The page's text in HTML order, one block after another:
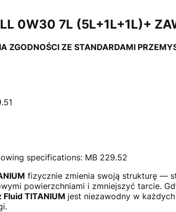
LL 0W30 7L (5L+1L+1L)+
ZGODNOŚCI ZE STANDARDAMI
specifications: MB 229.52
fizycznie zmienia swoją strukturę —
powierzchniami i zmniejszyć tarcie.
Fluid TITANIUM jest niezawodny w